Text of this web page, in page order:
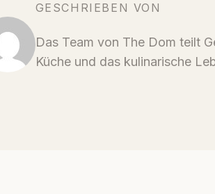
GESCHRIEBEN VON
Das Team von The Dom teilt
Küche und das kulinarische